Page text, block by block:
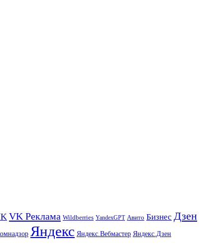
VK Реклама Wildberries YandexGPT Авито Бизнес Дзен
Яндекс Яндекс.Вебмастер Яндекс.Дзен